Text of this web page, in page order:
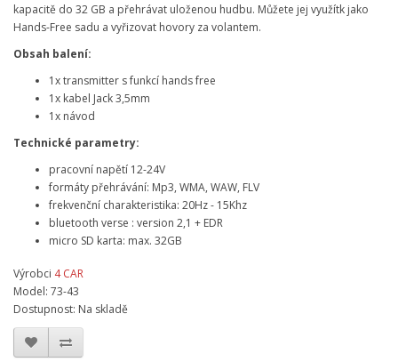
kapacitě do 32 GB a přehrávat uloženou hudbu. Můžete jej využítk jako
Hands-Free sadu a vyřizovat hovory za volantem.
Obsah balení:
1x transmitter s funkcí hands free
1x kabel Jack 3,5mm
1x návod
Technické parametry:
pracovní napětí 12-24V
formáty přehrávání: Mp3, WMA, WAW, FLV
frekvenční charakteristika: 20Hz - 15Khz
bluetooth verse : version 2,1 + EDR
micro SD karta: max. 32GB
Výrobci 4 CAR
Model: 73-43
Dostupnost: Na skladě